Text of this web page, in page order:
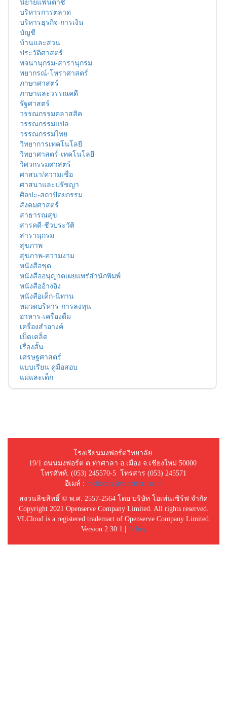
บริหารการตลาด
บริหารธุรกิจ-การเงิน
บัญชี
บ้านและสวน
ประวัติศาสตร์
พจนานุกรม-สารานุกรม
พยากรณ์-โหราศาสตร์
ภาษาศาสตร์
ภาษาและวรรณคดี
รัฐศาสตร์
วรรณกรรมคลาสสิค
วรรณกรรมแปล
วรรณกรรมไทย
วิทยาการเทคโนโลยี
วิทยาศาสตร์-เทคโนโลยี
วิศวกรรมศาสตร์
ศาสนา/ความเชื่อ
ศาสนาและปรัชญา
ศิลปะ-สถาปัตยกรรม
สังคมศาสตร์
สาธารณสุข
สารคดี-ชีวประวัติ
สารานุกรม
สุขภาพ
สุขภาพ-ความงาม
หนังสือชุด
หนังสืออนุญาตเผยแพร่สำนักพิมพ์
หนังสืออ้างอิง
หนังสือเด็ก-นิทาน
หมวดบริหาร-การลงทุน
อาหาร-เครื่องดื่ม
เครื่องสำอางค์
เบ็ดเตล็ด
เรื่องสั้น
เศรษฐศาสตร์
แบบเรียน คู่มือสอบ
แม่และเด็ก
โรงเรียนมงฟอร์ตวิทยาลัย
19/1 ถนนมงฟอร์ต ต.ท่าศาลา อ.เมือง จ.เชียงใหม่ 50000
โทรศัพท์. (053) 245570-5 โทรสาร (053) 245571
อีเมล์ : mclibrary@montfort.ac.th
สงวนลิขสิทธิ์ © พ.ศ. 2557-2564 โดย บริษัท โอเพ่นเซิร์ฟ จำกัด
Copyright 2021 Openserve Company Limited. All rights reserved.
VLCloud is a registered trademart of Openserve Company Limited.
Version 2.30.1 | Policy